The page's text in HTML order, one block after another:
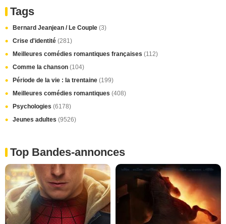
Tags
Bernard Jeanjean / Le Couple (3)
Crise d'identité (281)
Meilleures comédies romantiques françaises (112)
Comme la chanson (104)
Période de la vie : la trentaine (199)
Meilleures comédies romantiques (408)
Psychologies (6178)
Jeunes adultes (9526)
Top Bandes-annonces